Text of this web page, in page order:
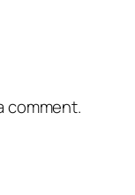
comment.